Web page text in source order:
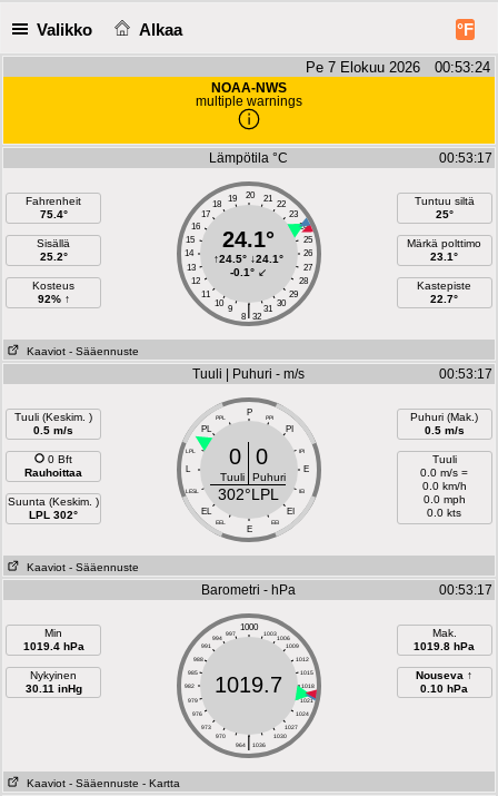
Valikko Alkaa °F
Pe 7 Elokuu 2026 00:53:25
NOAA-NWS
multiple warnings
Lämpötila °C 00:53:17
Fahrenheit
75.4°
Sisällä
25.2°
Kosteus
92% ↑
20
19 21
18
22
17
23
16
24
15
25
14
26
13
27
12
28
11
29
10
30
9 31
8 32
|
24.1°
↑24.5° ↓24.1°
-0.1° ↙
Tuntuu siltä
25°
Märkä polttimo
23.1°
Kastepiste
22.7°
Kaaviot - Sääennuste
Tuuli | Puhuri - m/s 00:53:17
Tuuli (Keskim. )
0.5 m/s
0 Bft
Rauhoittaa
Suunta (Keskim. )
LPL 302°
P
PL
PI
L E
EL
EI
E
PPL PPI
LPL IPI
LESL IEI
EEL EEI
0 0
Tuuli Puhuri
302°LPL
Puhuri (Mak.)
0.5 m/s
Tuuli
0.0 m/s =
0.0 km/h
0.0 mph
0.0 kts
Kaaviot - Sääennuste
Barometri - hPa 00:53:17
Min
1019.4 hPa
Nykyinen
30.11 inHg
1000
991 1009
982 1018
973 1027
997 1003
994 1006
988
1012
985
1015
979
1021
976
1024
970
1030
964
1036
|
1019.7
Mak.
1019.8 hPa
Nouseva ↑
0.10 hPa
Kaaviot - Sääennuste - Kartta